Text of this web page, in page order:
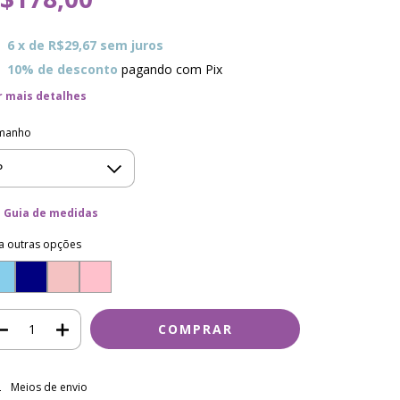
6 x de R$29,67 sem juros
10% de desconto pagando com Pix
mais detalhes
Guia de medidas
outras opções
para o CEP:
Meios de envio